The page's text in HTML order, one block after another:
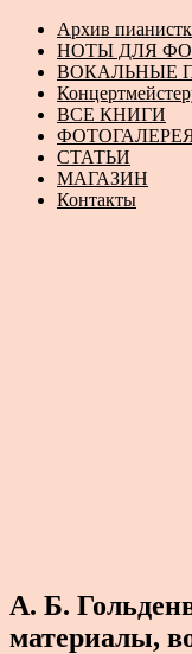
Архив
НОТЫ ДЛЯ
ВОКАЛЬНЫЕ
ВСЕ КНИГИ
СТАТЬИ
МАГАЗИН
Контакты
А. Б.
материалы,